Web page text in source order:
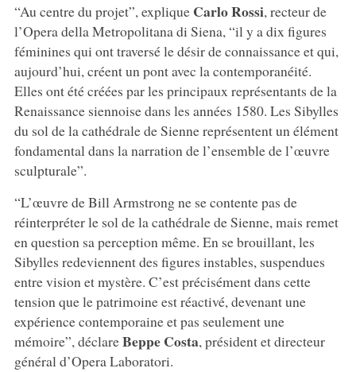
“Au centre du projet”, explique Carlo Rossi, recteur de
l’Opera della Metropolitana di Siena, “il y a dix figures
féminines qui ont traversé le désir de connaissance et qui,
aujourd’hui, créent un pont avec la contemporanéité.
Elles ont été créées par les principaux représentants de la
Renaissance siennoise dans les années 1580. Les Sibylles
du sol de la cathédrale de Sienne représentent un élément
fondamental dans la narration de l’ensemble de l’œuvre
sculpturale”.
“L’œuvre de Bill Armstrong ne se contente pas de
réinterpréter le sol de la cathédrale de Sienne, mais remet
en question sa perception même. En se brouillant, les
Sibylles redeviennent des figures instables, suspendues
entre vision et mystère. C’est précisément dans cette
tension que le patrimoine est réactivé, devenant une
expérience contemporaine et pas seulement une
mémoire”, déclareBeppe Costa, président et directeur
général d’Opera Laboratori.